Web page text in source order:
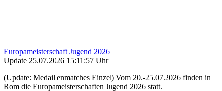
Europameisterschaft Jugend 2026
Update 25.07.2026 15:11:57 Uhr
(Update: Medaillenmatches Einzel) Vom 20.-25.07.2026 finden in
Rom die Europameisterschaften Jugend 2026 statt.